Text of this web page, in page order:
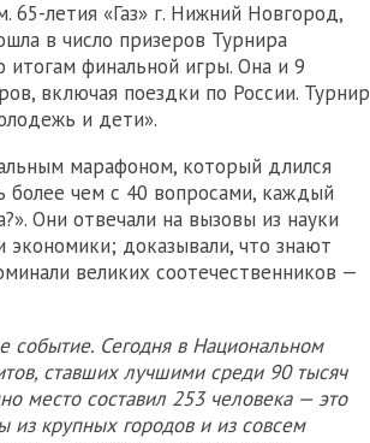
65-летия «Газ» г. Нижний Новгород,
в число призеров Турнира
итогам финальной игры. Она и 9
включая поездки по России. Турнир
и дети».
марафоном, который длился
более чем с 40 вопросами, каждый
Они отвечали на вызовы из науки
экономики; доказывали, что знают
великих соотечественников —
событие. Сегодня в Национальном
ставших лучшими среди 90 тысяч
место составил 253 человека — это
из крупных городов и из совсем